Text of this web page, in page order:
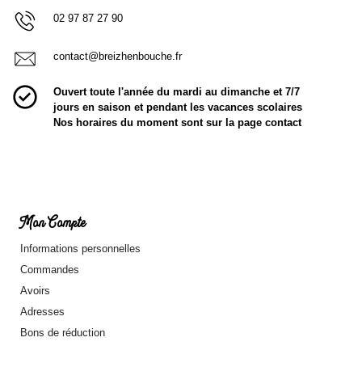
02 97 87 27 90
contact@breizhenbouche.fr
Ouvert toute l'année du mardi au dimanche et 7/7
jours en saison et pendant les vacances scolaires
Nos horaires du moment sont sur la page contact
Mon Compte
Informations personnelles
Commandes
Avoirs
Adresses
Bons de réduction